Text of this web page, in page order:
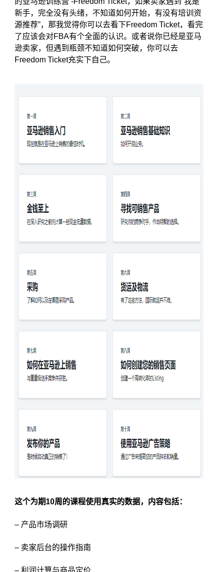
新手，完全没有头绪，不知道如何开始，有没有培训资
源推荐”，那我觉得你可以去看下Freedom Ticket，看完
了应该会对FBA有个全面的认识。或者说你已经是亚马
逊卖家，但遇到瓶颈不知道如何突破，你可以去
Freedom Ticket充实下自己。
这个为期10周的课程使用真实的数据，内容包括：
– 产品市场调研
– 卖家后台的操作指南